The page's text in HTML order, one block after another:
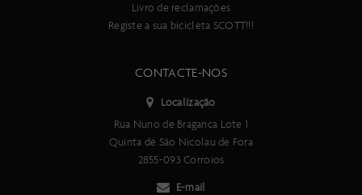
Livro de reclamações
Registe a sua bicicleta SCOTT!!!
CONTACTE-NOS
Localização
Rua Nuno de Braganca Lote 1
Quinta de São Nicolau de Fora
2855-093 Corroios
E-mail